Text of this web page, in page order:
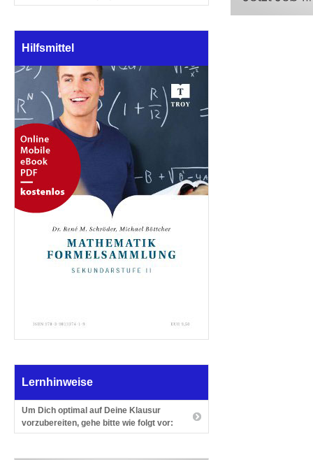
Hilfsmittel
Lernhinweise
Um Dich optimal auf Deine Klausur
vorzubereiten, gehe bitte wie folgt vor: